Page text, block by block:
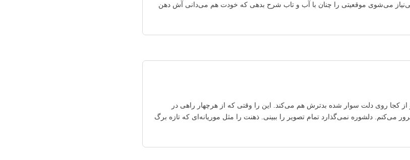
می‌شوی موقعیتی را چنان با آب و تاب شرح بدهی که خودت هم می‌دانی آش دهن
کجا روی دلت سوار شده بدترش هم می‌کند. این را وقتی که از هرچهار راهی در
می‌کنم. دلشوره نمی‌گذارد تمام تصویر را ببینی. ذهنت را مثل موریانه‌ای که تازه برگ